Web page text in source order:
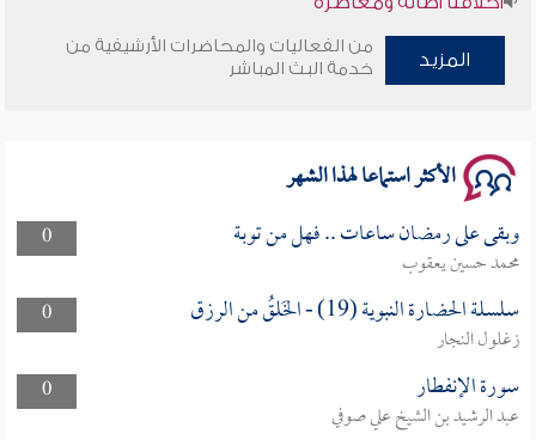
وأمنهم من خوف 9
المزيد
من الفعاليات والمحاضرات الأرشيفية من
خدمة البث المباشر
الأكثر استماعا لهذا الشهر
0 وبقى على رمضان ساعات .. فهل من توبة
محمد حسين يعقوب
0
سلسلة الحضارة النبوية (19) - الخَلقُ من الرزق
زغلول النجار
0
سورة الإنفطار
عبد الرشيد بن الشيخ علي صوفي